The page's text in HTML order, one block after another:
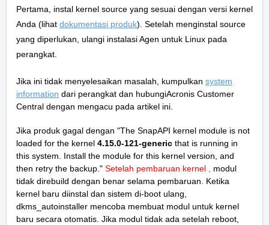
Pertama, instal kernel source yang sesuai dengan versi kernel
Anda (lihat dokumentasi produk). Setelah menginstal source
yang diperlukan, ulangi instalasi Agen untuk Linux pada
perangkat.
Jika ini tidak menyelesaikan masalah, kumpulkan system
information dari perangkat dan hubungiAcronis Customer
Central dengan mengacu pada artikel ini.
Jika produk gagal dengan "The SnapAPI kernel module is not
loaded for the kernel 4.15.0-121-generic that is running in
this system. Install the module for this kernel version, and
then retry the backup." Setelah pembaruan kernel , modul
tidak direbuild dengan benar selama pembaruan. Ketika
kernel baru diinstal dan sistem di-boot ulang,
dkms_autoinstaller mencoba membuat modul untuk kernel
baru secara otomatis. Jika modul tidak ada setelah reboot,